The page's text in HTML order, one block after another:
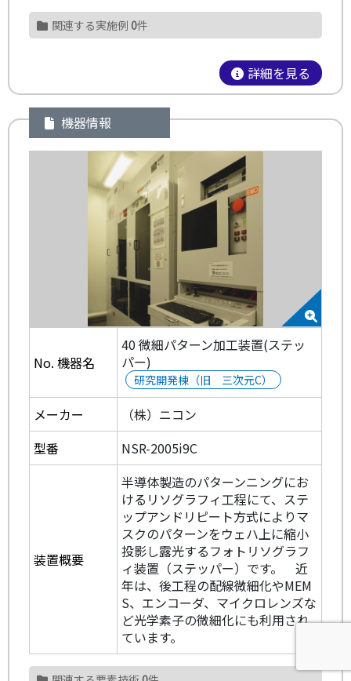
関連する実施例 0件
詳細を見る
機器情報
No. 機器名
40 微細パターン加工装置(ステッ
パー)
研究開発棟（旧 三次元C）
メーカー
（株）ニコン
型番
NSR-2005i9C
装置概要
半導体製造のパターンニングにお
けるリソグラフィ工程にて、ステ
ップアンドリピート方式によりマ
スクのパターンをウェハ上に縮小
投影し露光するフォトリソグラフ
ィ装置（ステッパー）です。 近
年は、後工程の配線微細化やMEM
S、エンコーダ、マイクロレンズな
ど光学素子の微細化にも利用され
ています。